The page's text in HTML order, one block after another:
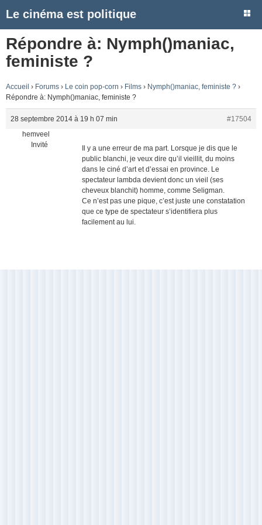
Le cinéma est politique
Répondre à: Nymph()maniac,
feministe ?
Accueil › Forums › Le coin pop-corn › Films › Nymph()maniac, feministe ? ›
Répondre à: Nymph()maniac, feministe ?
28 septembre 2014 à 19 h 07 min
#17504
hemveel
Invité
Il y a une erreur de ma part. Lorsque je dis que le
public blanchi, je veux dire qu’il vieillit, du moins
dans le ciné d’art et d’essai en province. Le
spectateur lambda devient donc un vieil (ses
cheveux blanchit) homme, comme Seligman.
Ce n’est pas une pique, c’est juste une constatation
que ce type de spectateur s’identifiera plus
facilement au lui.